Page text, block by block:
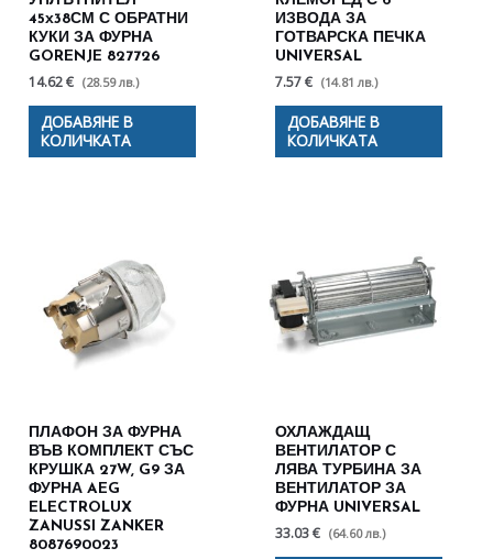
45х38СМ С ОБРАТНИ
КУКИ ЗА ФУРНА
GORENJE 827726
14.62 € (28.59 лв.)
ДОБАВЯНЕ В
КОЛИЧКАТА
ИЗВОДА ЗА
ГОТВАРСКА ПЕЧКА
UNIVERSAL
7.57 € (14.81 лв.)
ДОБАВЯНЕ В
КОЛИЧКАТА
ПЛАФОН ЗА ФУРНА
ВЪВ КОМПЛЕКТ СЪС
КРУШКА 27W, G9 ЗА
ФУРНА AEG
ELECTROLUX
ZANUSSI ZANKER
8087690023
ОХЛАЖДАЩ
ВЕНТИЛАТОР С
ЛЯВА ТУРБИНА ЗА
ВЕНТИЛАТОР ЗА
ФУРНА UNIVERSAL
33.03 € (64.60 лв.)